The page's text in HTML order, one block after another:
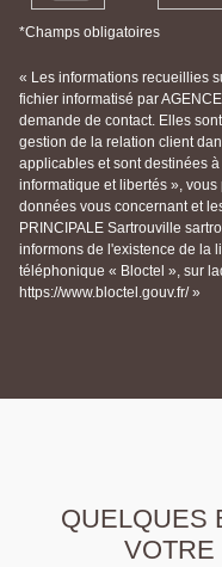
*Champs obligatoires
« Les informations recueillies
fichier informatisé par
demande de contact. Elles
gestion de la relation client
applicables et sont destinées
informatique et libertés »,
données vous concernant et
PRINCIPALE Sartrouville
informons de l'existence de la
téléphonique « Bloctel », sur
https://www.bloctel.gouv.fr/ »
QUELQUES
VOTRE